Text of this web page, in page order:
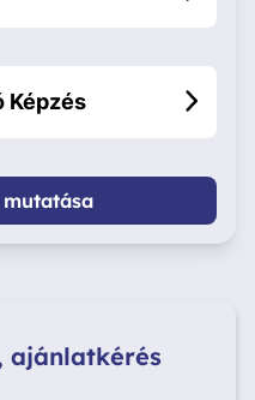
Képzés
mutatása
ajánlatkérés